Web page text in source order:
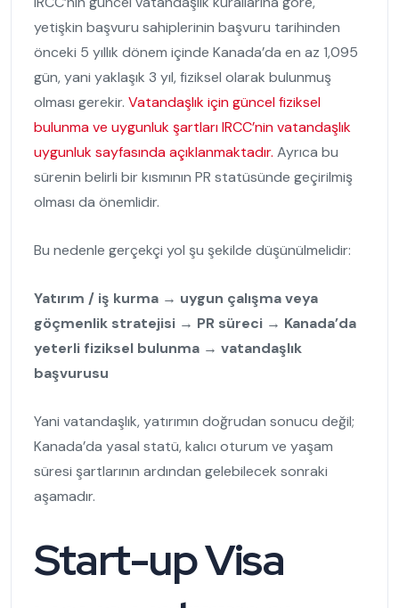
yetişkin başvuru sahiplerinin başvuru tarihinden
önceki 5 yıllık dönem içinde Kanada’da en az 1,095
gün, yani yaklaşık 3 yıl, fiziksel olarak bulunmuş
olması gerekir. Vatandaşlık için güncel fiziksel
bulunma ve uygunluk şartları IRCC’nin vatandaşlık
uygunluk sayfasında açıklanmaktadır. Ayrıca bu
sürenin belirli bir kısmının PR statüsünde geçirilmiş
olması da önemlidir.
Bu nedenle gerçekçi yol şu şekilde düşünülmelidir:
Yatırım / iş kurma → uygun çalışma veya
göçmenlik stratejisi → PR süreci → Kanada’da
yeterli fiziksel bulunma → vatandaşlık
başvurusu
Yani vatandaşlık, yatırımın doğrudan sonucu değil;
Kanada’da yasal statü, kalıcı oturum ve yaşam
süresi şartlarının ardından gelebilecek sonraki
aşamadır.
Start-up Visa